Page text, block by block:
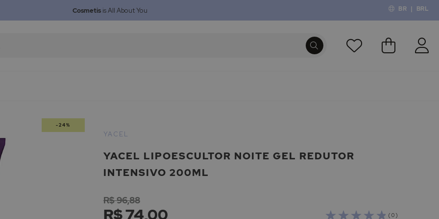
BR | BRL
Cosmetisis All About You
O Meu
-24%
YACEL LIPOESCULTOR NOITE GEL REDUTOR
INTENSIVO 200ML
YACEL
( 0 )
R$ 74,00
R$ 96,88